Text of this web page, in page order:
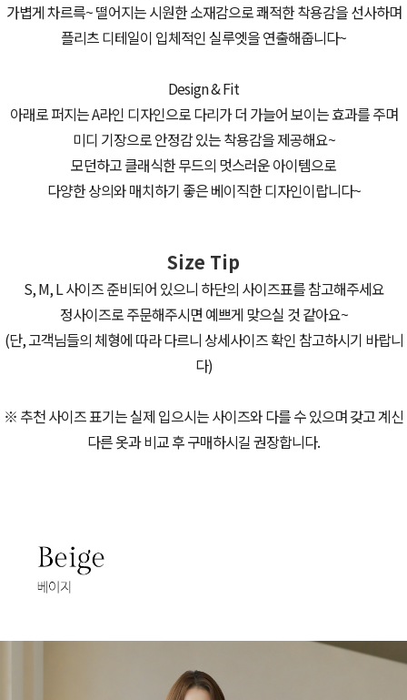
가볍게 차르륵~ 떨어지는 시원한 소재감으로 쾌적한 착용감을 선사하며
플리츠 디테일이 입체적인 실루엣을 연출해줍니다~
Design & Fit
아래로 퍼지는 A라인 디자인으로 다리가 더 가늘어 보이는 효과를 주며
미디 기장으로 안정감 있는 착용감을 제공해요~
모던하고 클래식한 무드의 멋스러운 아이템으로
다양한 상의와 매치하기 좋은 베이직한 디자인이랍니다~
Size Tip
S, M, L 사이즈 준비되어 있으니 하단의 사이즈표를 참고해주세요
정사이즈로 주문해주시면 예쁘게 맞으실 것 같아요~
(단, 고객님들의 체형에 따라 다르니 상세사이즈 확인 참고하시기 바랍니
다)
※ 추천 사이즈 표기는 실제 입으시는 사이즈와 다를 수 있으며 갖고 계신
다른 옷과 비교 후 구매하시길 권장합니다.